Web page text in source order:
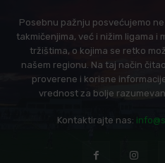
Posebnu pažnju posvećujemo
takmičenjima, već i nižim ligama i
tržištima, o kojima se retko
našem regionu. Na taj način
proverene i korisne
vrednost za bolje
Kontaktirajte nas: